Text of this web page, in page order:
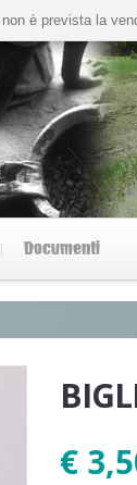
è prevista la
Documenti
€